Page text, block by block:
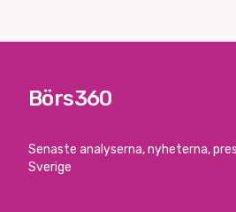
Börs360
Senaste analyserna, nyheterna,
Sverige